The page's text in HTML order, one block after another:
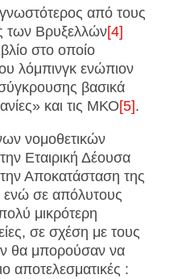
από τους
των Βρυξελλών[4]
στο οποίο
λόμπινγκ ενώπιον
βασικά
και τις ΜΚΟ[5].
νομοθετικών
Εταιρική Δέουσα
Αποκατάσταση της
ενώ σε απόλυτους
μικρότερη
σε σχέση με τους
θα μπορούσαν να
αποτελεσματικές :